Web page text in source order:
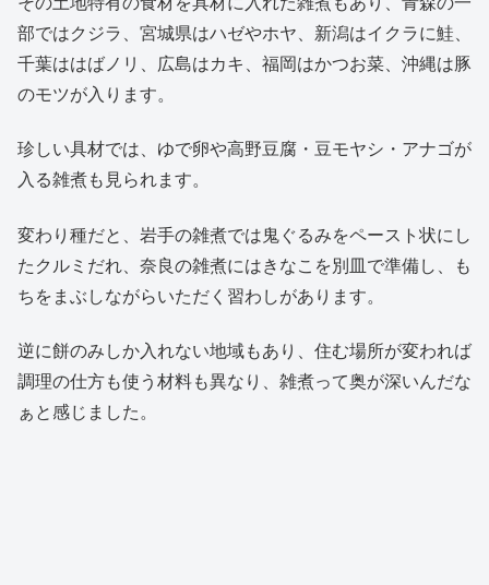
部ではクジラ、宮城県はハゼやホヤ、新潟はイクラに鮭、
千葉ははばノリ、広島はカキ、福岡はかつお菜、沖縄は豚
のモツが入ります。
珍しい具材では、ゆで卵や高野豆腐・豆モヤシ・アナゴが
入る雑煮も見られます。
変わり種だと、岩手の雑煮では鬼ぐるみをペースト状にし
たクルミだれ、奈良の雑煮にはきなこを別皿で準備し、も
ちをまぶしながらいただく習わしがあります。
逆に餅のみしか入れない地域もあり、住む場所が変われば
調理の仕方も使う材料も異なり、雑煮って奥が深いんだな
ぁと感じました。